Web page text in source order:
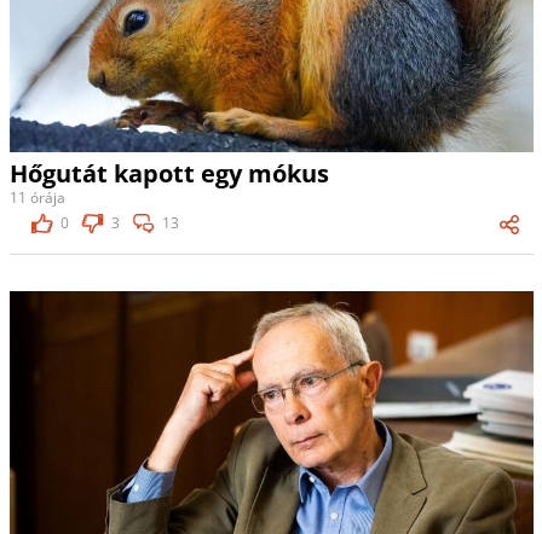
Hőgutát kapott egy mókus
11 órája
0
3 13